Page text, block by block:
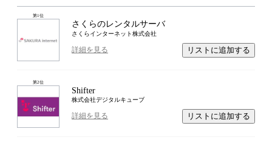
第1位
さくらのレンタルサーバ
さくらインターネット株式会社
詳細を見る リストに追加する
第2位
Shifter
株式会社デジタルキューブ
詳細を見る リストに追加する